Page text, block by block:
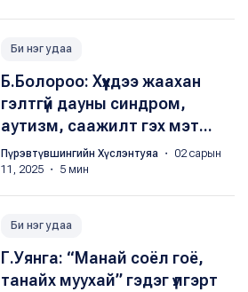
Би нэг удаа
Б.Болороо: Хүүхдээ жаахан
гэлтгүй дауны синдром,
аутизм, саажилт гэх мэт...
Пүрэвтүвшингийн Хүслэнтуяа ・ 02 сарын
11, 2025 ・ 5 мин
Би нэг удаа
Г.Уянга: “Манай соёл гоё,
танайх муухай” гэдэг үлгэрт